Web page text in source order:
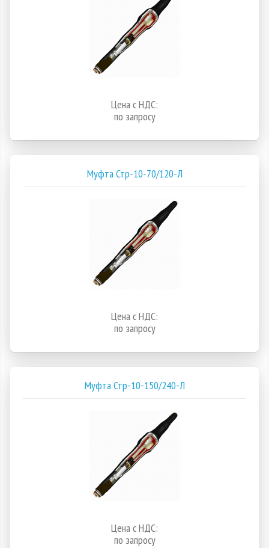
Цена с НДС:
по запросу
Муфта Стр-10-70/120-Л
Цена с НДС:
по запросу
Муфта Стр-10-150/240-Л
Цена с НДС:
по запросу